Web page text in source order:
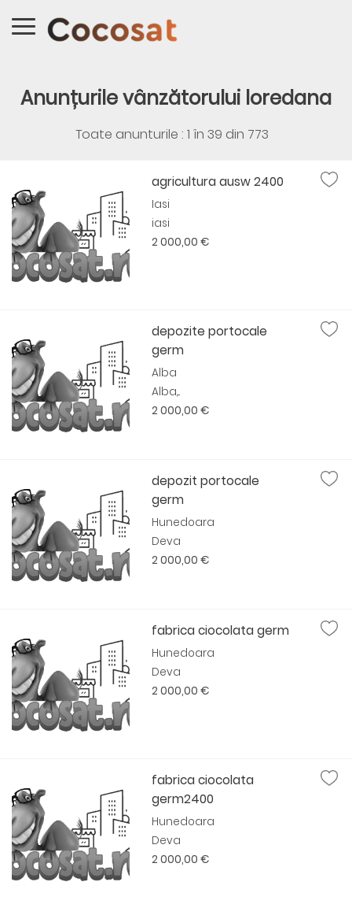
Anunțurile vânzătorului loredana
Toate anunturile : 1 în 39 din 773
agricultura ausw 2400
Iasi
iasi
2 000,00 €
depozite portocale
germ
Alba
Alba,...
2 000,00 €
depozit portocale
germ
Hunedoara
Deva
2 000,00 €
fabrica ciocolata germ
Hunedoara
Deva
2 000,00 €
fabrica ciocolata
germ2400
Hunedoara
Deva
2 000,00 €